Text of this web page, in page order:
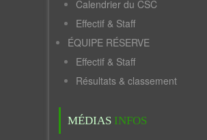
Calendrier du CSC
Effectif & Staff
ÉQUIPE RÉSERVE
Effectif & Staff
Résultats & classement
MÉDIAS INFOS